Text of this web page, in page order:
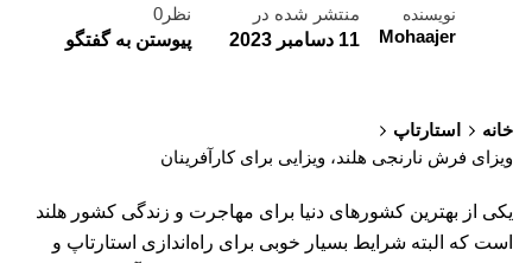
نویسنده
Mohaajer
منتشر شده در
11 دسامبر 2023
نظر0
پیوستن به گفتگو
خانه
استارتاپ
ویزای فرش نارنجی هلند، ویزایی برای کارآفرینان
یکی از بهترین کشورهای دنیا برای مهاجرت و زندگی کشور هلند
است که البته شرایط بسیار خوبی برای راه‌اندازی استارتاپ و